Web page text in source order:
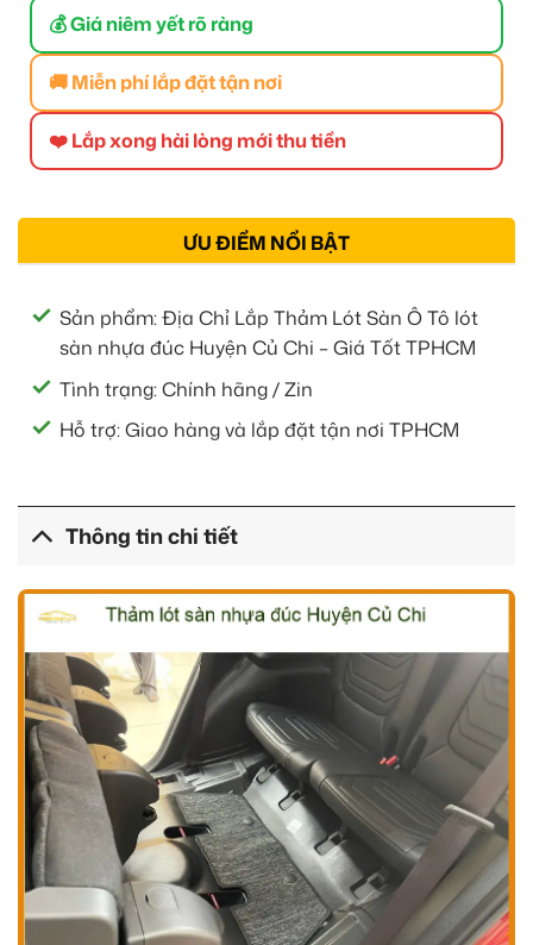
💰 Giá niêm yết rõ ràng
🚚 Miễn phí lắp đặt tận nơi
❤️ Lắp xong hài lòng mới thu tiền
ƯU ĐIỂM NỔI BẬT
Sản phẩm: Địa Chỉ Lắp Thảm Lót Sàn Ô Tô lót
sàn nhựa đúc Huyện Củ Chi – Giá Tốt TPHCM
Tình trạng: Chính hãng / Zin
Hỗ trợ: Giao hàng và lắp đặt tận nơi TPHCM
Thông tin chi tiết